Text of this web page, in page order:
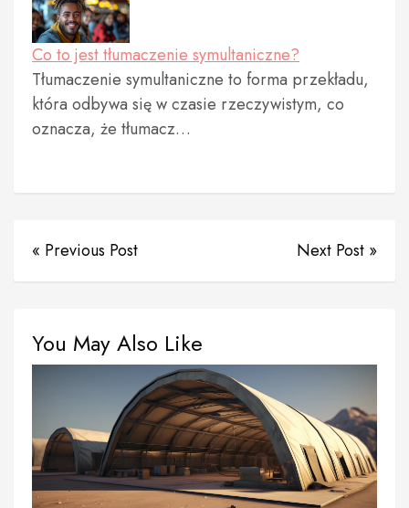
Co to jest tłumaczenie symultaniczne?
Tłumaczenie symultaniczne to forma przekładu,
która odbywa się w czasie rzeczywistym, co
oznacza, że tłumacz…
« Previous Post Next Post »
You May Also Like